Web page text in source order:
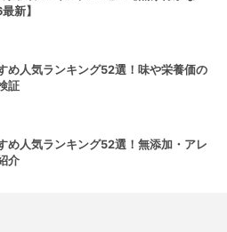
新】
め人気ランキング52選！味や栄養価の
証
め人気ランキング52選！無添加・アレ
介